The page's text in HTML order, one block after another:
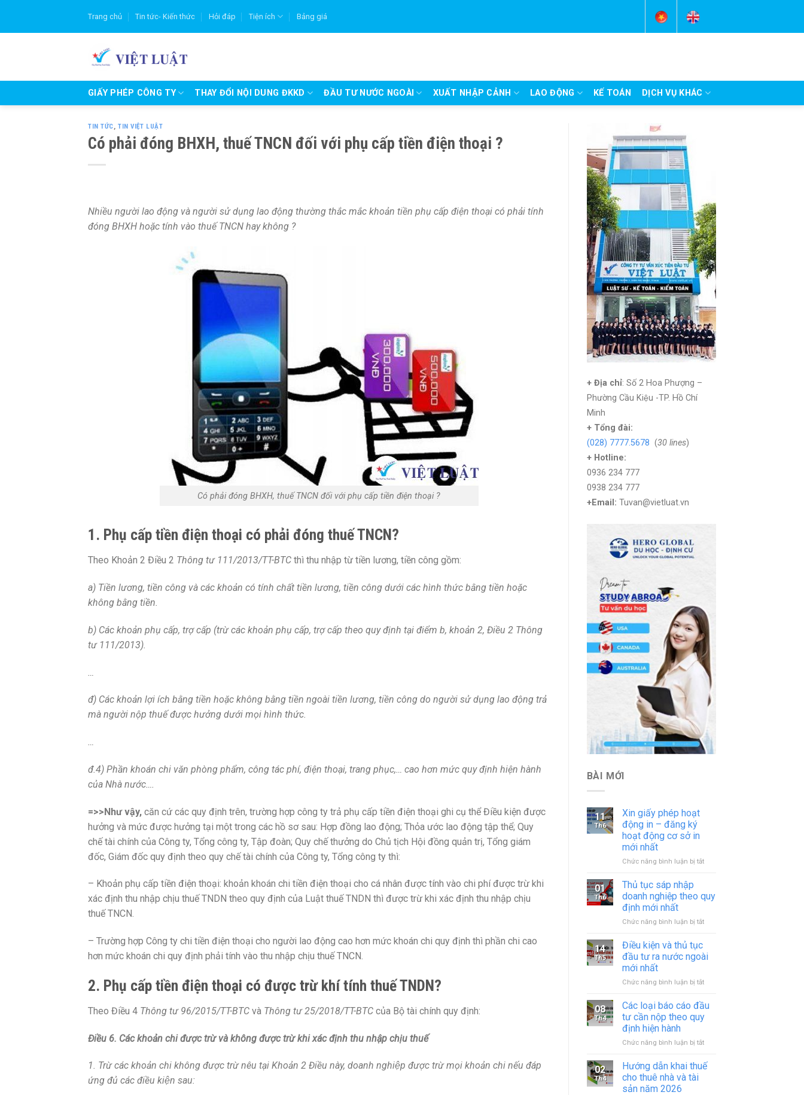
content
Trang chủ Tin tức- Kiến thức Hỏi đáp Tiện ích Bảng giá
GIẤY PHÉP CÔNG TY THAY ĐỔI NỘI DUNG ĐKKD ĐẦU TƯ NƯỚC NGOÀI XUẤT NHẬP CẢNH LAO ĐỘNG KẾ TOÁN DỊCH VỤ KHÁC
TIN TỨC,TIN VIỆT LUẬT
Có phải đóng BHXH, thuế TNCN đối với phụ cấp tiền điện thoại ?
Nhiều người lao động và người sử dụng lao động thường thắc mắc khoản tiền phụ cấp điện thoại có phải tính
đóng BHXH hoặc tính vào thuế TNCN hay không ?
Có phải đóng BHXH, thuế TNCN đối với phụ cấp tiền điện thoại ?
1. Phụ cấp tiền điện thoại có phải đóng thuế TNCN?
Theo Khoản 2 Điều 2 Thông tư 111/2013/TT-BTC thì thu nhập từ tiền lương, tiền công gồm:
a) Tiền lương, tiền công và các khoản có tính chất tiền lương, tiền công dưới các hình thức bằng tiền hoặc
không bằng tiền.
b) Các khoản phụ cấp, trợ cấp (trừ các khoản phụ cấp, trợ cấp theo quy định tại điểm b, khoản 2, Điều 2 Thông
tư 111/2013).
đ) Các khoản lợi ích bằng tiền hoặc không bằng tiền ngoài tiền lương, tiền công do người sử dụng lao động trả
mà người nộp thuế được hưởng dưới mọi hình thức.
…
đ.4) Phần khoán chi văn phòng phẩm, công tác phí, điện thoại, trang phục,… cao hơn mức quy định hiện hành
của Nhà nước….
=>>Như vậy, căn cứ các quy định trên, trường hợp công ty trả phụ cấp tiền điện thoại ghi cụ thể Điều kiện được
hưởng và mức được hưởng tại một trong các hồ sơ sau: Hợp đồng lao động; Thỏa ước lao động tập thể; Quy
chế tài chính của Công ty, Tổng công ty, Tập đoàn; Quy chế thưởng do Chủ tịch Hội đồng quản trị, Tổng giám
đốc, Giám đốc quy định theo quy chế tài chính của Công ty, Tổng công ty thì:
– Khoản phụ cấp tiền điện thoại: khoản khoán chi tiền điện thoại cho cá nhân được tính vào chi phí được trừ khi
xác định thu nhập chịu thuế TNDN theo quy định của Luật thuế TNDN thì được trừ khi xác định thu nhập chịu
thuế TNCN.
– Trường hợp Công ty chi tiền điện thoại cho người lao động cao hơn mức khoán chi quy định thì phần chi cao
hơn mức khoán chi quy định phải tính vào thu nhập chịu thuế TNCN.
2. Phụ cấp tiền điện thoại có được trừ khí tính thuế TNDN?
Theo Điều 4 Thông tư 96/2015/TT-BTC và Thông tư 25/2018/TT-BTC của Bộ tài chính quy định:
Điều 6. Các khoản chi được trừ và không được trừ khi xác định thu nhập chịu thuế
1. Trừ các khoản chi không được trừ nêu tại Khoản 2 Điều này, doanh nghiệp được trừ mọi khoản chi nếu đáp
ứng đủ các điều kiện sau:
+ Địa chỉ: Số 2 Hoa Phượng –
Phường Cầu Kiệu -TP. Hồ Chí
Minh
+ Tổng đài:
(028) 7777.5678 (30 lines)
+ Hotline:
0936 234 777
0938 234 777
+Email: Tuvan@vietluat.vn
BÀI MỚI
11
Th6
Xin giấy phép hoạt
động in – đăng ký
hoạt động cơ sở in
mới nhất
Chức năng bình luận bị tắtở
hoạt
in
ký
hoạt
cơ
in
mới
01
Th6
Thủ tục sáp nhập
doanh nghiệp theo quy
định mới nhất
Chức năng bình luận bị tắtở
sáp
nhập
nghiệp
quy
14
Th5
Điều kiện và thủ tục
đầu tư ra nước ngoài
mới nhất
Chức năng bình luận bị tắtở
kiện
đầu
ra
08
Th4
Các loại báo cáo đầu
tư cần nộp theo quy
định hiện hành
Chức năng bình luận bị tắtở
loại
báo
02
Th4
Hướng dẫn khai thuế
cho thuê nhà và tài
sản năm 2026